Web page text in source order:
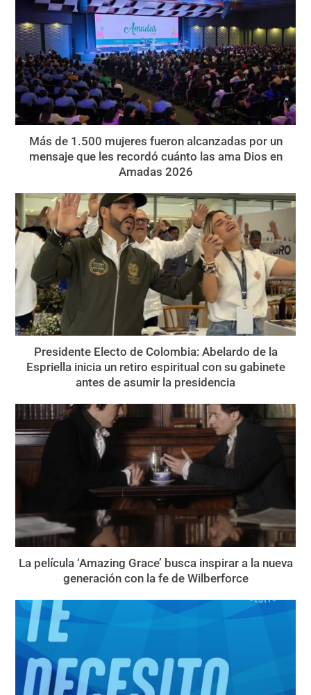
Más de 1.500 mujeres fueron alcanzadas por un
mensaje que les recordó cuánto las ama Dios en
Amadas 2026
Presidente Electo de Colombia: Abelardo de la
Espriella inicia un retiro espiritual con su gabinete
antes de asumir la presidencia
La película ‘Amazing Grace’ busca inspirar a la nueva
generación con la fe de Wilberforce